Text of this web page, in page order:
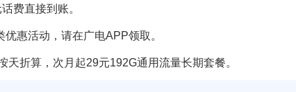
费直接到账。
惠活动，请在广电APP领取。
天折算，次月起29元192G通用流量长期套餐。